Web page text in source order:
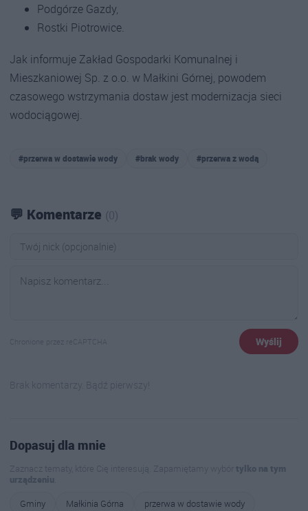
Podgórze Gazdy,
Rostki Piotrowice.
Jak informuje Zakład Gospodarki Komunalnej i
Mieszkaniowej Sp. z o.o. w Małkini Górnej, powodem
czasowego wstrzymania dostaw jest modernizacja sieci
wodociągowej.
#przerwa w dostawie wody #brak wody #przerwa z wodą
💬 Komentarze (0)
Chronione przez reCAPTCHA Wyślij
Brak komentarzy. Bądź pierwszy!
Dopasuj dla mnie
Zaznacz tematy, które Cię interesują. Zapamiętamy wybórtylko na tym
urządzeniu.
Gminy
Małkinia Górna
przerwa w dostawie wody